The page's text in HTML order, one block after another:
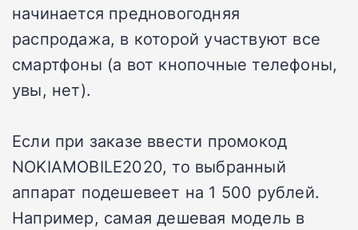
начинается предновогодняя
распродажа, в которой участвуют все
смартфоны (а вот кнопочные телефоны,
увы, нет).
Если при заказе ввести промокод
NOKIAMOBILE2020, то выбранный
аппарат подешевеет на 1 500 рублей.
Например, самая дешевая модель в